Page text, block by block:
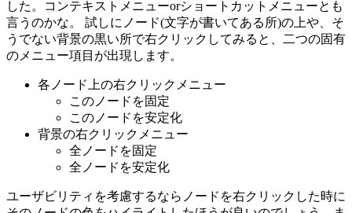
した。コンテキストメニューorショートカットメニューとも
言うのかな。 試しにノード(文字が書いてある所)の上や、そ
うでない背景の黒い所で右クリックしてみると、二つの固有
のメニュー項目が出現します。
各ノード上の右クリックメニュー
このノードを固定
このノードを安定化
背景の右クリックメニュー
全ノードを固定
全ノードを安定化
ユーザビリティを考慮するならノードを右クリックした時に